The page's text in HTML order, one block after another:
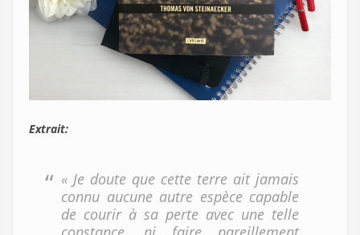
Extrait:
« Je doute que cette terre ait jamais
connu aucune autre espèce capable
de courir à sa perte avec une telle